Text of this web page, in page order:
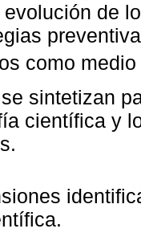
de
como
se sintetizan
científica y